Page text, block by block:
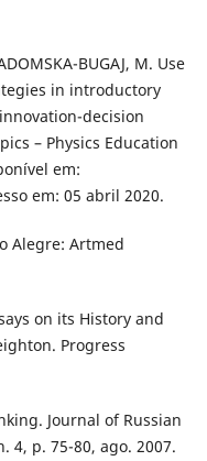
BUGAJ, M. Use
in introductory
decision
– Physics Education
em:
em: 05 abril 2020.
Alegre: Artmed
on its History and
Progress
Journal of Russian
4, p. 75-80, ago. 2007.